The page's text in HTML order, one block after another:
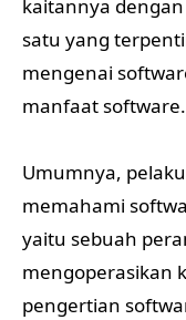
kaitannya
satu yang
mengenai
manfaat software.
Umumnya,
memahami
yaitu sebuah
mengoperasikan
pengertian